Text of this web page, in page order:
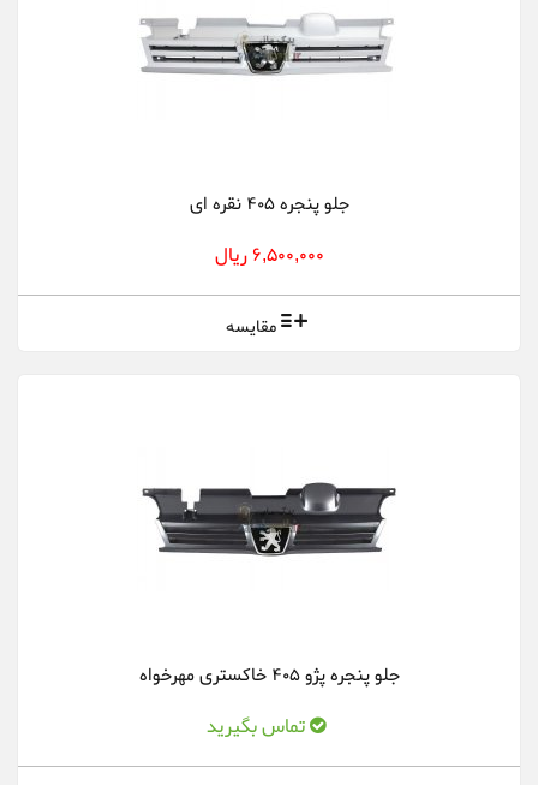
جلو پنجره 405 نقره ای
6,500,000 ریال
مقایسه
جلو پنجره پژو 405 خاکستری مهرخواه
تماس بگیرید